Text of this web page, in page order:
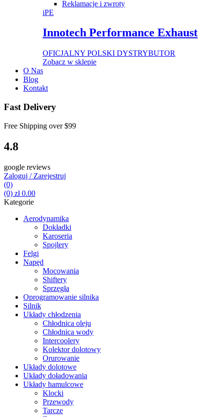
Reklamacje i zwroty
iPE
Innotech Performance Exhaust
OFICJALNY POLSKI DYSTRYBUTOR
Zobacz w sklepie
O Nas
Blog
Kontakt
Fast Delivery
Free Shipping over$99
4.8
google reviews
Zaloguj / Zarejestruj
(0)
(0) zł0.00
Kategorie
Aerodynamika
Dokładki
Karoseria
Spojlery
Felgi
Napęd
Mocowania
Shiftery
Sprzęgła
Oprogramowanie silnika
Silnik
Układy chłodzenia
Chłodnica oleju
Chłodnica wody
Intercoolery
Kolektor dolotowy
Orurowanie
Układy dolotowe
Układy doładowania
Układy hamulcowe
Klocki
Przewody
Tarcze